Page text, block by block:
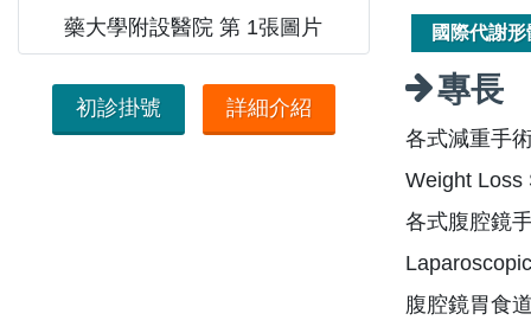
初診掛號 詳細介紹
國際代謝
專長
各式減重手
Weight Loss
各式腹腔鏡
腹腔鏡胃食